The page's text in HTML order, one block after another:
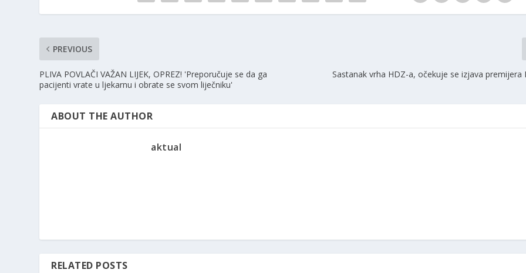
PREVIOUS
PLIVA POVLAČI VAŽAN LIJEK, OPREZ! 'Preporučuje se da ga
pacijenti vrate u ljekarnu i obrate se svom liječniku'
Sastanak vrha HDZ-a, očekuje se izjava premijera
ABOUT THE AUTHOR
aktual
RELATED POSTS